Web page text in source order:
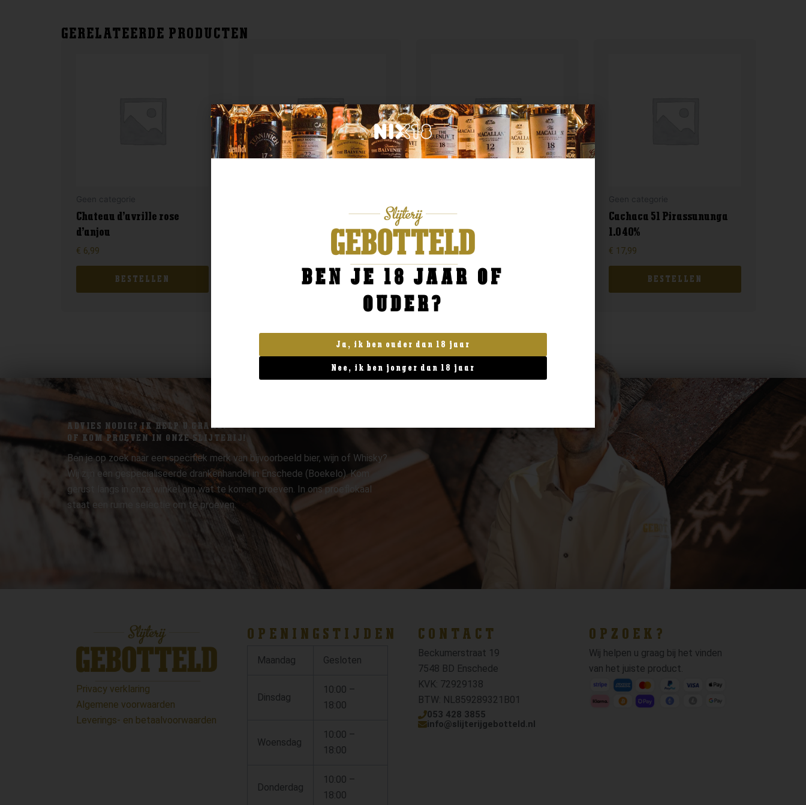
GERELATEERDE PRODUCTEN
Chateau d’avrille rose
d’anjou
€ 6,99
BESTELLEN
Filliers Advokaat 2x10cl
BESTELLEN
Geen categorie
Kuyper wild strawberry 0.5
9,99
BESTELLEN
Cachaca 51 Pirassununga
1.0 40%
€ 17,99
BESTELLEN
ADVIES NODIG? IK HELP U GRAAG.
OF KOM PROEVEN IN ONZE SLIJTERIJ!
Ben je op zoek naar een specifiek merk van bijvoorbeeld bier, wijn of Whisky?
Wij zijn een gespecialiseerde drankenhandel in Enschede (Boekelo). Kom
gerust langs in onze winkel om wat te komen proeven. In ons proeflokaal
staat een ruime selectie om te proeven.
Privacy verklaring
Algemene voorwaarden
Leverings- en betaalvoorwaarden
OPENINGSTIJDEN
Maandag Gesloten
Dinsdag
10:00 –
18:00
Woensdag
10:00 –
18:00
Donderdag
10:00 –
18:00
CONTACT
Beckumerstraat 19
7548 BD Enschede
KVK: 72929138
BTW: NL859289321B01
053 428 3855
info@slijterijgebotteld.nl
OPZOEK?
Wij helpen u graag bij het vinden
van het juiste product.
BEN JE 18 JAAR OF
OUDER?
Ja, ik ben ouder dan 18 jaar
Nee, ik ben jonger dan 18 jaar